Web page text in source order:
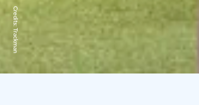
Credits:
Trackman